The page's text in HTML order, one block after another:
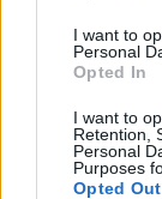
I want to
Personal
Opted In
I want to
Retention,
Personal
Purposes
Opted Out
TANÁCSADÓ